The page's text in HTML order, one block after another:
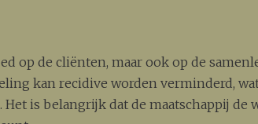
op de cliënten, maar ook op de
kan recidive worden verminderd,
is belangrijk dat de maatschappij de